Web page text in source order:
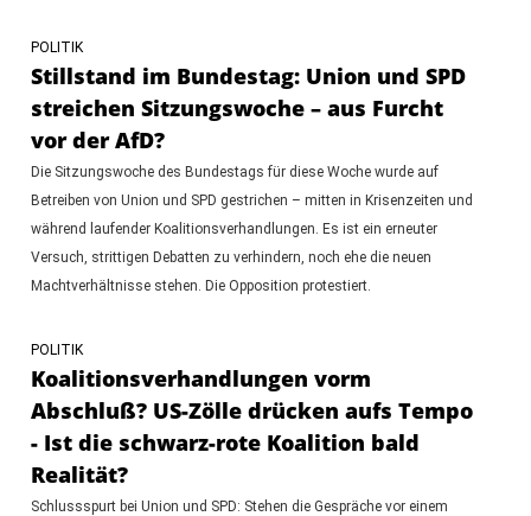
POLITIK
Stillstand im Bundestag: Union und SPD
streichen Sitzungswoche – aus Furcht
vor der AfD?
Die Sitzungswoche des Bundestags für diese Woche wurde auf
Betreiben von Union und SPD gestrichen – mitten in Krisenzeiten und
während laufender Koalitionsverhandlungen. Es ist ein erneuter
Versuch, strittigen Debatten zu verhindern, noch ehe die neuen
Machtverhältnisse stehen. Die Opposition protestiert.
POLITIK
Koalitionsverhandlungen vorm
Abschluß? US-Zölle drücken aufs Tempo
- Ist die schwarz-rote Koalition bald
Realität?
Schlussspurt bei Union und SPD: Stehen die Gespräche vor einem